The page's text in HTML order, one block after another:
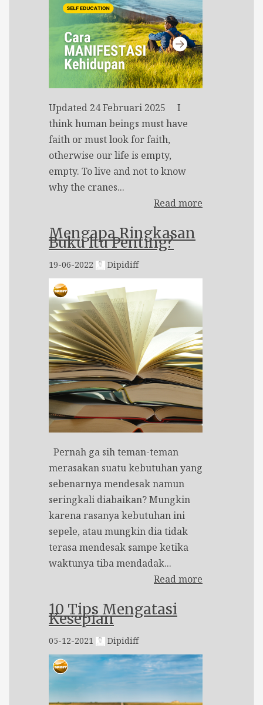
Updated 24 Februari 2025 I
think human beings must have
faith or must look for faith,
otherwise our life is empty,
empty. To live and not to know
why the cranes...
Read more
Mengapa Ringkasan
Buku Itu Penting?
19-06-2022 Dipidiff
Pernah ga sih teman-teman
merasakan suatu kebutuhan yang
sebenarnya mendesak namun
seringkali diabaikan? Mungkin
karena rasanya kebutuhan ini
sepele, atau mungkin dia tidak
terasa mendesak sampe ketika
waktunya tiba mendadak...
Read more
10 Tips Mengatasi
Kesepian
05-12-2021 Dipidiff